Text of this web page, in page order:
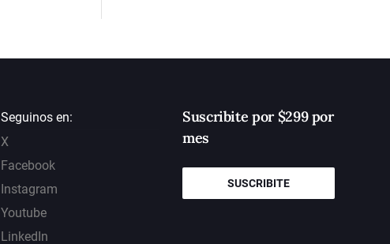
Seguinos en:
X
Facebook
Instagram
Youtube
LinkedIn
Suscribite por $299 por
mes
SUSCRIBITE